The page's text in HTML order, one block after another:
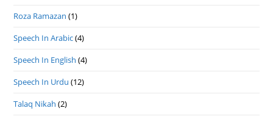
Roza Ramazan (1)
Speech In Arabic(4)
Speech In English (4)
Speech In Urdu (12)
Talaq Nikah (2)